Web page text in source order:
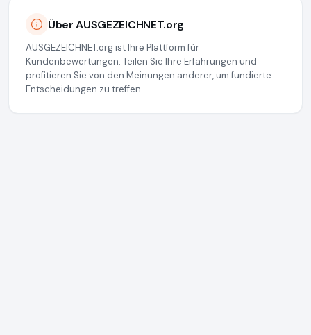
Über AUSGEZEICHNET.org
AUSGEZEICHNET.org ist Ihre Plattform für
Kundenbewertungen. Teilen Sie Ihre Erfahrungen und
profitieren Sie von den Meinungen anderer, um fundierte
Entscheidungen zu treffen.